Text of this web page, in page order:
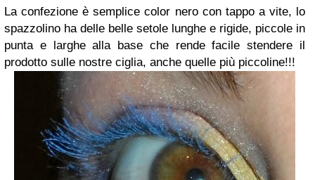
La confezione è semplice color nero con tappo a vite, lo
spazzolino ha delle belle setole lunghe e rigide, piccole in
punta e larghe alla base che rende facile stendere il
prodotto sulle nostre ciglia, anche quelle più piccoline!!!